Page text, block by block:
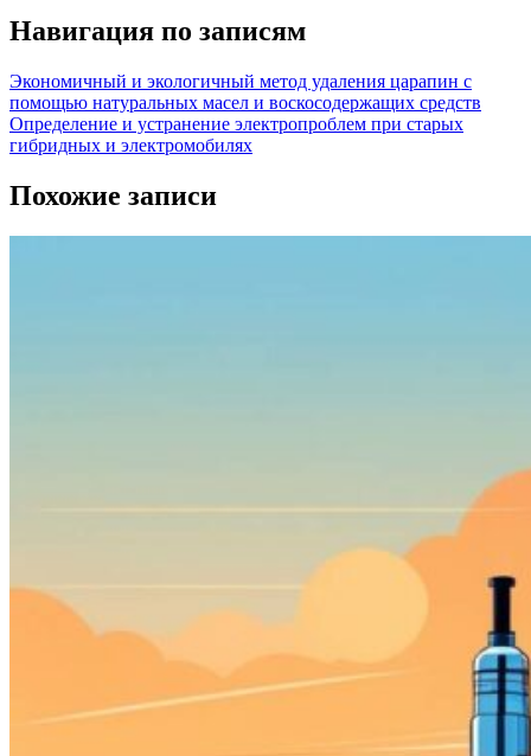
Навигация по записям
Экономичный и экологичный метод удаления царапин с
помощью натуральных масел и воскосодержащих средств
Определение и устранение электропроблем при старых
гибридных и электромобилях
Похожие записи